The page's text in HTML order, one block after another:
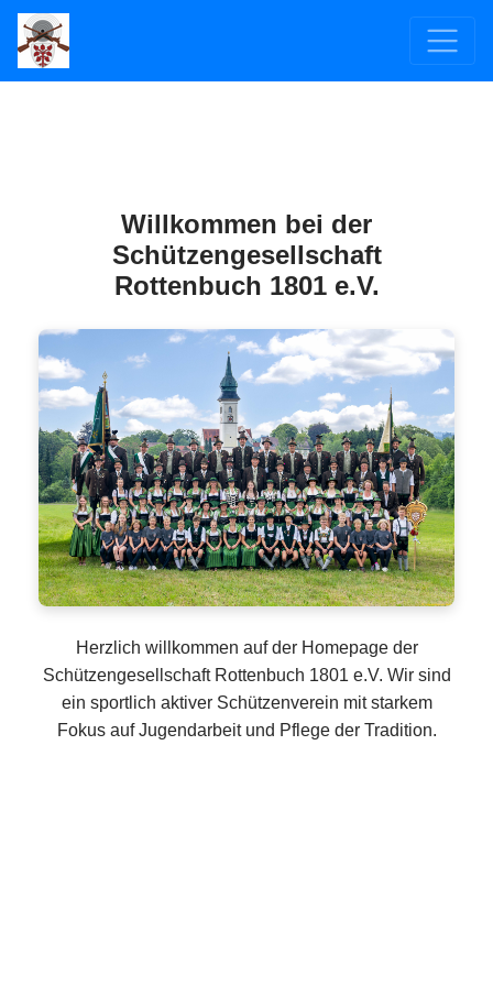
Willkommen bei der
Schützengesellschaft
Rottenbuch 1801 e.V.
Herzlich willkommen auf der Homepage der
Schützengesellschaft Rottenbuch 1801 e.V. Wir sind
ein sportlich aktiver Schützenverein mit starkem
Fokus auf Jugendarbeit und Pflege der Tradition.